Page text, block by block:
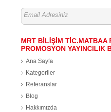
MRT BİLİŞİM TİC.MATBAA
PROMOSYON YAYINCILIK
Ana Sayfa
Kategoriler
Referanslar
Blog
Hakkımızda